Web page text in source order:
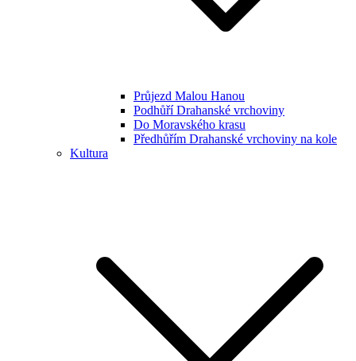
Průjezd Malou Hanou
Podhůří Drahanské vrchoviny
Do Moravského krasu
Předhůřím Drahanské vrchoviny na kole
Kultura